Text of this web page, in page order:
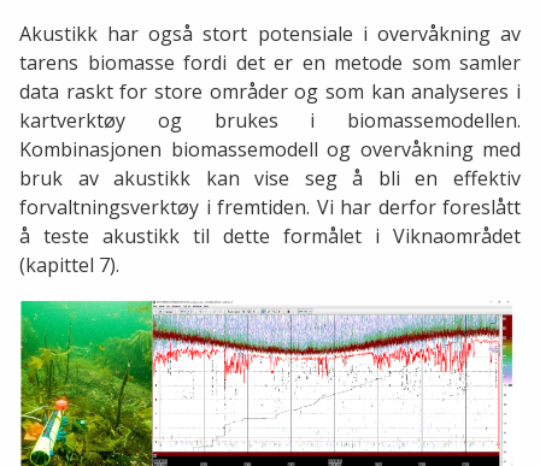
Akustikk har også stort potensiale i overvåkning av
tarens biomasse fordi det er en metode som samler
data raskt for store områder og som kan analyseres i
kartverktøy og brukes i biomassemodellen.
Kombinasjonen biomassemodell og overvåkning med
bruk av akustikk kan vise seg å bli en effektiv
forvaltningsverktøy i fremtiden. Vi har derfor foreslått
å teste akustikk til dette formålet i Viknaområdet
(kapittel 7).